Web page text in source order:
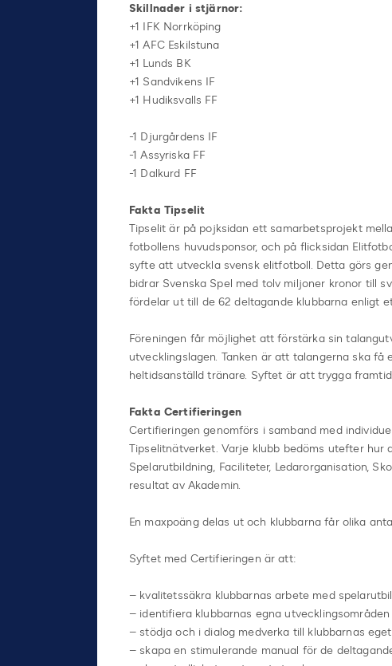
Skillnader i stjärnor:
+1 IFK Norrköping
+1 AFC Eskilstuna
+1 Lunds BK
+1 Sandvikens IF
+1 Hudiksvalls FF
-1 Djurgårdens IF
-1 Assyriska FF
-1 Dalkurd FF
Fakta Tipselit
Tipselit är på pojksidan ett samarbetsprojekt
fotbollens huvudsponsor, och på flicksidan
syfte att utveckla svensk elitfotboll. Detta görs
bidrar Svenska Spel med tolv miljoner kronor till
fördelar ut till de 62 deltagande klubbarna enligt
Föreningen får möjlighet att förstärka sin
utvecklingslagen. Tanken är att talangerna ska
heltidsanställd tränare. Syftet är att trygga
Fakta Certifieringen
Certifieringen genomförs i samband med
Tipselitnätverket. Varje klubb bedöms utefter hur
Spelarutbildning, Faciliteter, Ledarorganisation,
resultat av Akademin.
En maxpoäng delas ut och klubbarna får olika
Syftet med Certifieringen är att:
– kvalitetssäkra klubbarnas arbete med
– identifiera klubbarnas egna utvecklingsområden
– stödja och i dialog medverka till klubbarnas
– skapa en stimulerande manual för de